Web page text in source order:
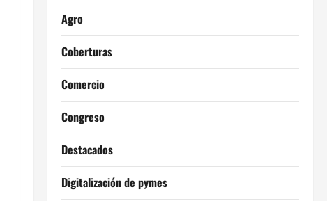
Agro
Coberturas
Comercio
Congreso
Destacados
Digitalización de pymes